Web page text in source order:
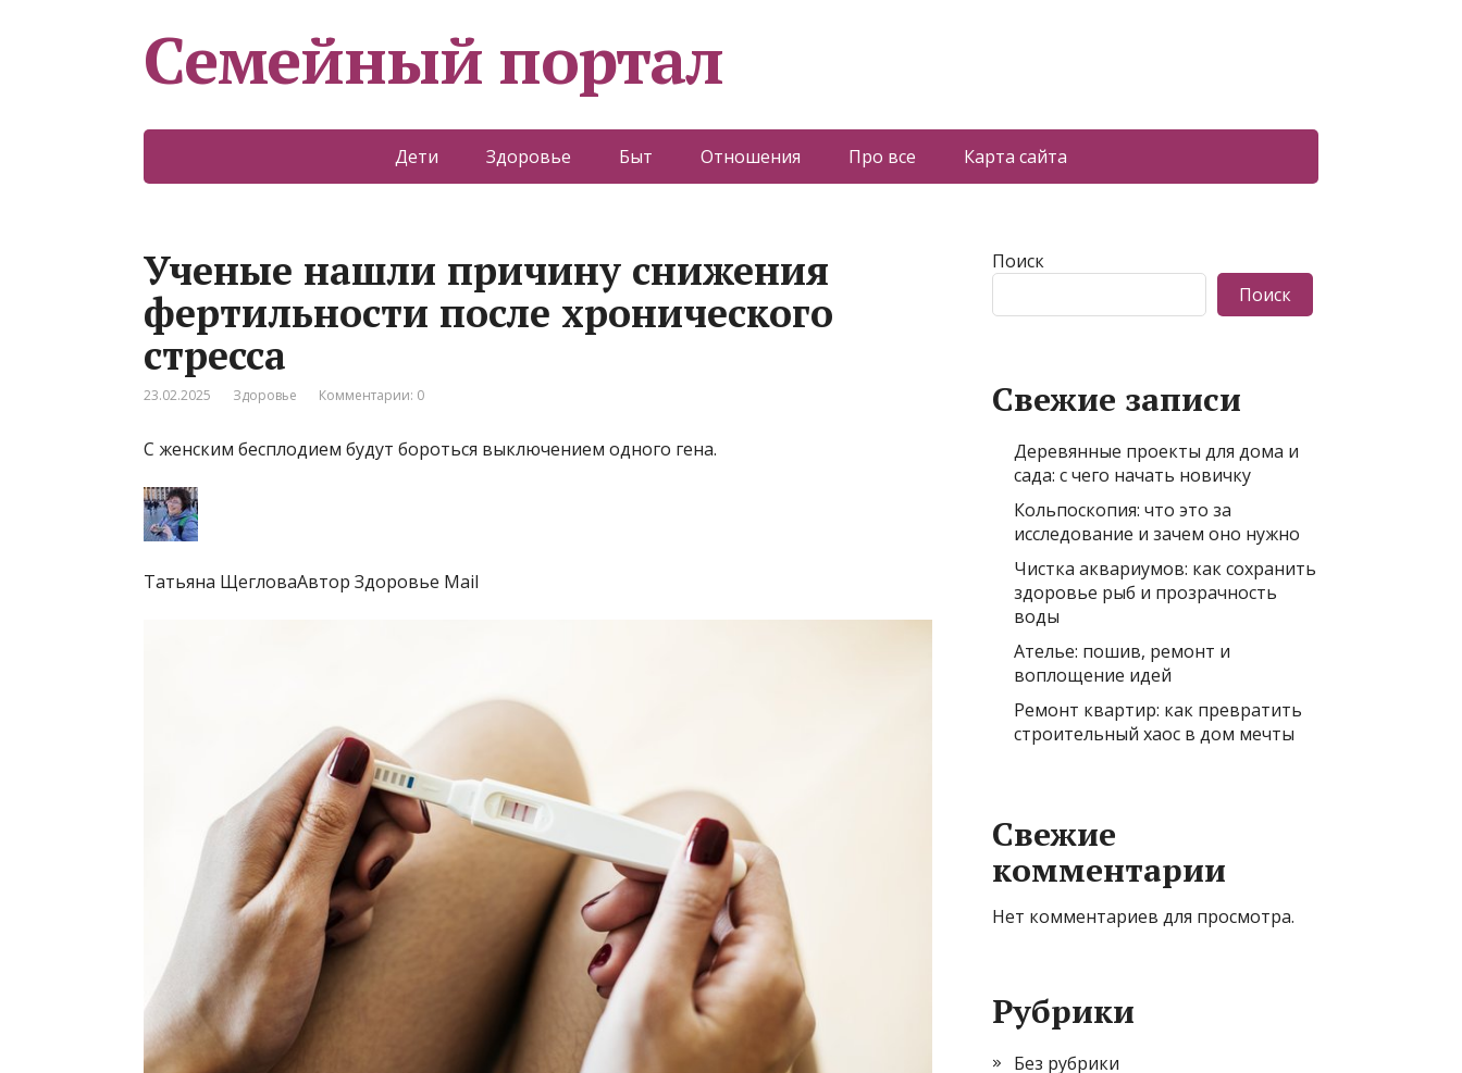
Семейный портал
Дети Здоровье Быт Отношения Про все Карта сайта
Ученые нашли причину снижения
фертильности после хронического
стресса
23.02.2025 Здоровье Комментарии: 0
С женским бесплодием будут бороться выключением одного гена.
Татьяна ЩегловаАвтор Здоровье Mail
Поиск
Поиск
Свежие записи
Деревянные проекты для дома и
сада: с чего начать новичку
Кольпоскопия: что это за
исследование и зачем оно нужно
Чистка аквариумов: как сохранить
здоровье рыб и прозрачность
воды
Ателье: пошив, ремонт и
воплощение идей
Ремонт квартир: как превратить
строительный хаос в дом мечты
Свежие
комментарии
Нет комментариев для просмотра.
Рубрики
Без рубрики